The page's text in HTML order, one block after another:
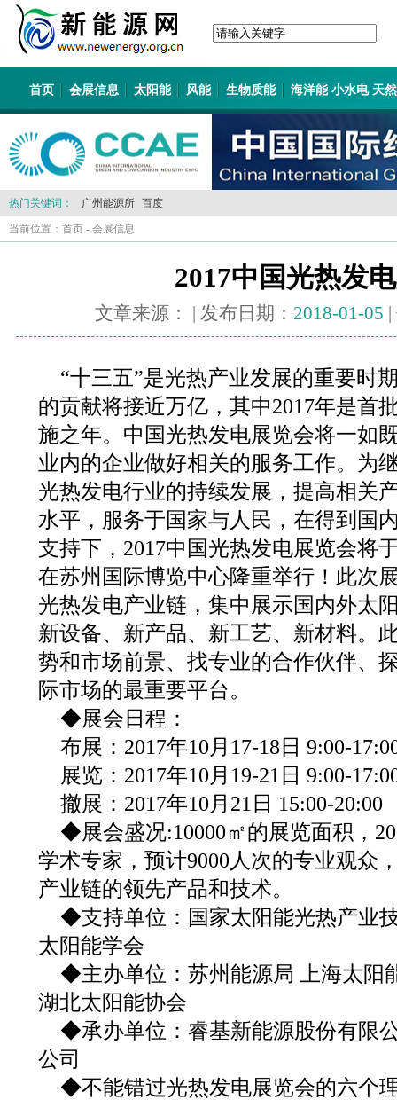
首页 会展信息 太阳能 风能 生物质能 海洋能 小水电 天
热门关键词： 广州能源所 百度
当前位置： 首页 - 会展信息
2017中国光热发
文章来源： | 发布日期： 2018-01-05
“十三五”是光热产业发展的重要时
的贡献将接近万亿，其中2017年是首
施之年。中国光热发电展览会将一如
业内的企业做好相关的服务工作。为
光热发电行业的持续发展，提高相关
水平，服务于国家与人民，在得到国
支持下，2017中国光热发电展览会将
在苏州国际博览中心隆重举行！此次
光热发电产业链，集中展示国内外太
新设备、新产品、新工艺、新材料。
势和市场前景、找专业的合作伙伴、
际市场的最重要平台。
◆展会日程：
布展：2017年10月17-18日 9:00-
展览：2017年10月19-21日 9:00-
撤展：2017年10月21日 15:00-20:00
◆展会盛况:10000㎡的展览面积，
学术专家，预计9000人次的专业观众
产业链的领先产品和技术。
◆支持单位：国家太阳能光热产业
太阳能学会
◆主办单位：苏州能源局 上海太阳
湖北太阳能协会
◆承办单位：睿基新能源股份有限
公司
◆不能错过光热发电展览会的六个